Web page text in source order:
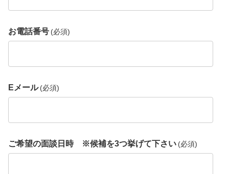
お電話番号 (必須)
Eメール (必須)
ご希望の面談日時 ※候補を3つ挙げて下さい (必須)